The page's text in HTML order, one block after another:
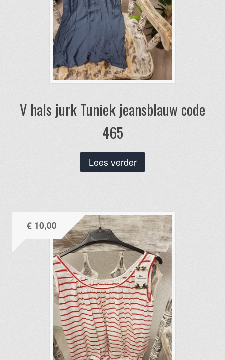
V hals jurk Tuniek jeansblauw code
465
Lees verder
€10,00